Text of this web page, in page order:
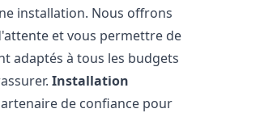
installation. Nous offrons
et vous permettre de
adaptés à tous les budgets
Installation
de confiance pour